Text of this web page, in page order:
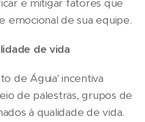
e mitigar fatores que
emocional de sua equipe.
de vida
de Águia' incentiva
de palestras, grupos de
à qualidade de vida.